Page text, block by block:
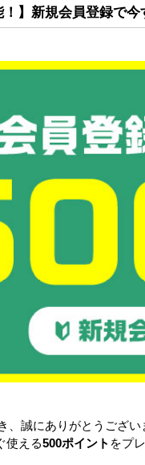
準)適合製品:カード差し
付面:両短辺
透明)
M ほか
底面突起無)
受注生産品
！】新規会員登録で
誠にありがとうござい
使える500ポイント をプ